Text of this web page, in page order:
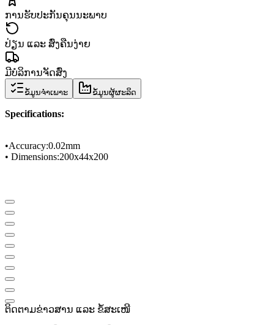
ການຮັບປະກັນຄຸນນະພາບ
ປ່ຽນ ແລະ ສົ່ງຄືນງ່າຍ
ມີບໍລິການຈັດສົ່ງ
ຂໍ້ມູນຈຳເພາະ ຂໍ້ມູນຜູ້ຜະລິດ
Specifications:
•Accuracy:0.02mm
• Dimensions:200x44x200
ຕິດຕາມຂ່າວສານ ແລະ ຂໍ້ສະເໜີ